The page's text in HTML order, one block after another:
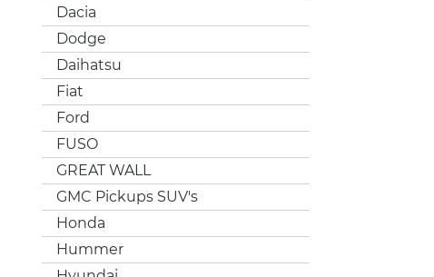
Dacia
Dodge
Daihatsu
Fiat
Ford
FUSO
GREAT WALL
GMC Pickups SUV's
Honda
Hummer